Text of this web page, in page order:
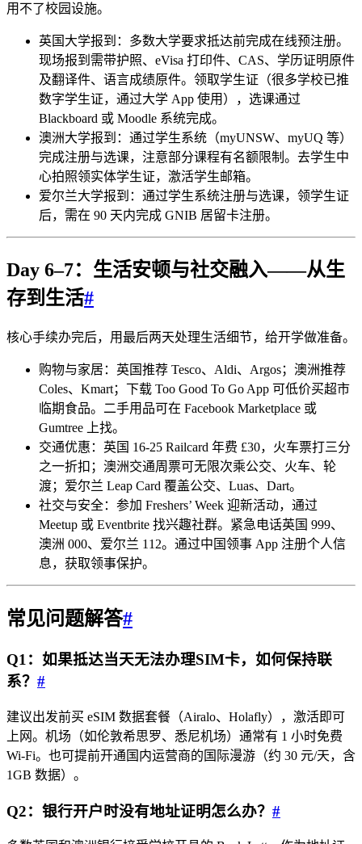
用不了校园设施。
英国大学报到：多数大学要求抵达前完成在线预注册。
现场报到需带护照、eVisa 打印件、CAS、学历证明原件
及翻译件、语言成绩原件。领取学生证（很多学校已推
数字学生证，通过大学 App 使用），选课通过
Blackboard 或 Moodle 系统完成。
澳洲大学报到：通过学生系统（myUNSW、myUQ 等）
完成注册与选课，注意部分课程有名额限制。去学生中
心拍照领实体学生证，激活学生邮箱。
爱尔兰大学报到：通过学生系统注册与选课，领学生证
后，需在 90 天内完成 GNIB 居留卡注册。
Day 6–7：生活安顿与社交融入——从生
存到生活#
核心手续办完后，用最后两天处理生活细节，给开学做准备。
购物与家居：英国推荐 Tesco、Aldi、Argos；澳洲推荐
Coles、Kmart；下载 Too Good To Go App 可低价买超市
临期食品。二手用品可在 Facebook Marketplace 或
Gumtree 上找。
交通优惠：英国 16-25 Railcard 年费 £30，火车票打三分
之一折扣；澳洲交通周票可无限次乘公交、火车、轮
渡；爱尔兰 Leap Card 覆盖公交、Luas、Dart。
社交与安全：参加 Freshers’ Week 迎新活动，通过
Meetup 或 Eventbrite 找兴趣社群。紧急电话英国 999、
澳洲 000、爱尔兰 112。通过中国领事 App 注册个人信
息，获取领事保护。
常见问题解答#
Q1：如果抵达当天无法办理SIM卡，如何保持联
系？ #
建议出发前买 eSIM 数据套餐（Airalo、Holafly），激活即可
上网。机场（如伦敦希思罗、悉尼机场）通常有 1 小时免费
Wi-Fi。也可提前开通国内运营商的国际漫游（约 30 元/天，含
1GB 数据）。
Q2：银行开户时没有地址证明怎么办？ #